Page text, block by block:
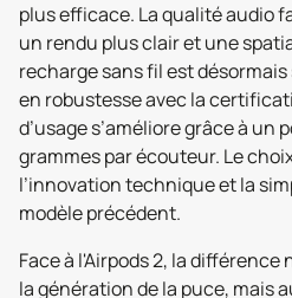
plus efficace. La qualité audio
un rendu plus clair et une
recharge sans fil est
en robustesse avec la
d’usage s’améliore grâce à un
grammes par écouteur. Le
l’innovation technique et la
modèle précédent.
Face à l'Airpods 2, la
la génération de la puce, mais